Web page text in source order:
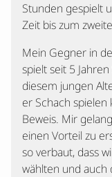
Stunden gespielt
Zeit bis zum
Mein Gegner in
spielt seit 5
diesem jungen
er Schach
Beweis. Mir
einen Vorteil zu
so verbaut, dass
wählten und auch